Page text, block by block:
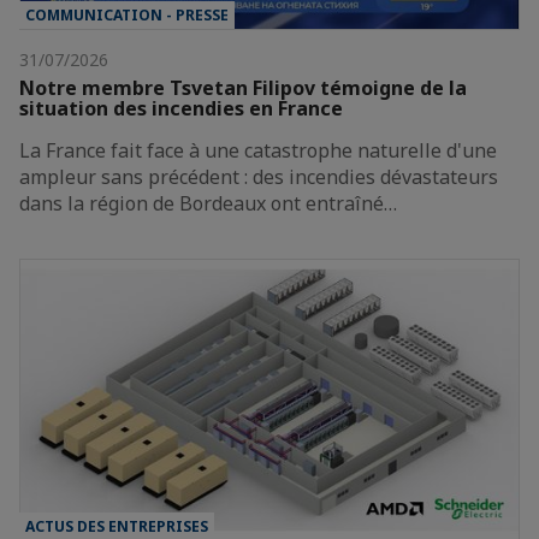
COMMUNICATION - PRESSE
31/07/2026
Notre membre Tsvetan Filipov témoigne de la
situation des incendies en France
La France fait face à une catastrophe naturelle d'une
ampleur sans précédent : des incendies dévastateurs
dans la région de Bordeaux ont entraîné…
ACTUS DES ENTREPRISES